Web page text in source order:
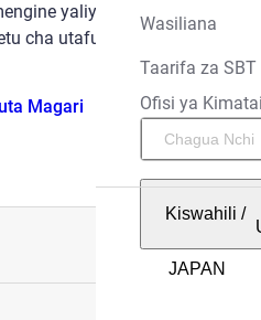
Wasiliana
Taarifa za SBT
Ofisi ya
Kiswahili /
yaliyopo kwa kutumia
cha utafutaji.
Magari